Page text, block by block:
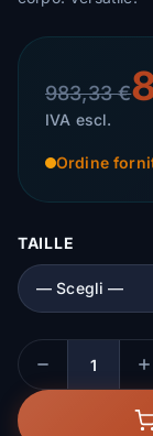
983,33 €
IVA escl.
Ordine
TAILLE
Quantità